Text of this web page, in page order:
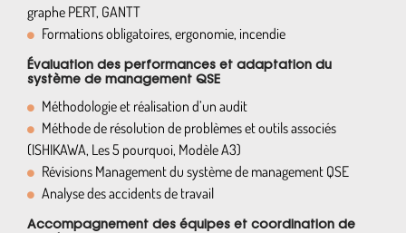
graphe PERT, GANTT
Formations obligatoires, ergonomie, incendie
Évaluation des performances et adaptation du
système de management QSE
Méthodologie et réalisation d’un audit
Méthode de résolution de problèmes et outils associés
(ISHIKAWA, Les 5 pourquoi, Modèle A3)
Révisions Management du système de management QSE
Analyse des accidents de travail
Accompagnement des équipes et coordination de